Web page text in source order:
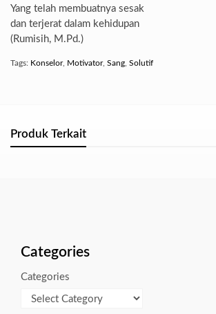
Yang telah membuatnya sesak
dan terjerat dalam kehidupan
(Rumisih, M.Pd.)
Tags: Konselor, Motivator, Sang Solutif
Produk Terkait
Categories
Categories